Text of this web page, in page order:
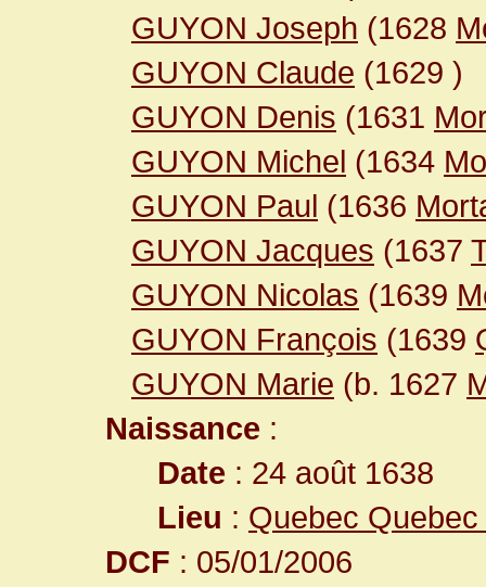
GUYON Joseph (1628
GUYON Claude (1629 )
GUYON Denis (1631
GUYON Michel (1634
GUYON Paul (1636
GUYON Jacques (1637
GUYON Nicolas (1639
GUYON François (1639
GUYON Marie (b. 1627
Naissance :
Date : 24 août 1638
Lieu : Quebec
DCF : 05/01/2006